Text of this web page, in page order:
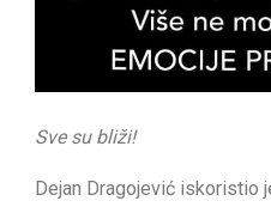
Sve su bliži!
Dejan Dragojević iskoristio